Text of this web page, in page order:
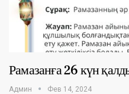
Рамазанға 26 күн
Админ Фев 14, 2024